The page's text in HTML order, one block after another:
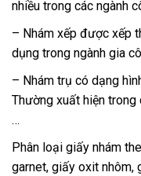
nhiều trong các ngành
– Nhám xếp được xếp
dụng trong ngành gia
– Nhám trụ có dạng
Thường xuất hiện trong
…
Phân loại giấy nhám
garnet, giấy oxit nhôm,